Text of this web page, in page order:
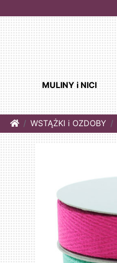
MULINY i NICI
HomeWSTĄŻKI i OZDOBY